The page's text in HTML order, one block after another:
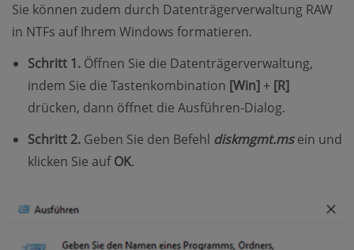
Sie können zudem durch Datenträgerverwaltung RAW
in NTFs auf Ihrem Windows formatieren.
Schritt 1. Öffnen Sie die Datenträgerverwaltung,
indem Sie die Tastenkombination [Win] + [R]
drücken, dann öffnet die Ausführen-Dialog.
Schritt 2. Geben Sie den Befehl diskmgmt.msein und
klicken Sie aufOK.